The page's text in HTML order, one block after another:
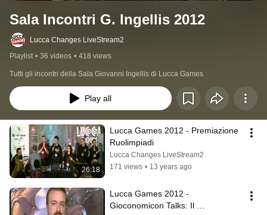
Sala Incontri G. Ingellis 2012
Lucca Changes LiveStream2
Playlist • 36 videos • 418 views
Tutti gli incontri della Sala Giovanni Ingellis di Lucca Games
Play all
26:18
Lucca Games 2012 - Premiazione
Ruolimpiadi
Lucca Changes LiveStream2
171 views • 13 years ago
Lucca Games 2012 -
Gioconomicon Talks: Il